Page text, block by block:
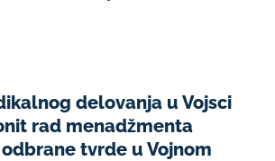
delovanja u Vojsci
rad menadžmenta
tvrde u Vojnom